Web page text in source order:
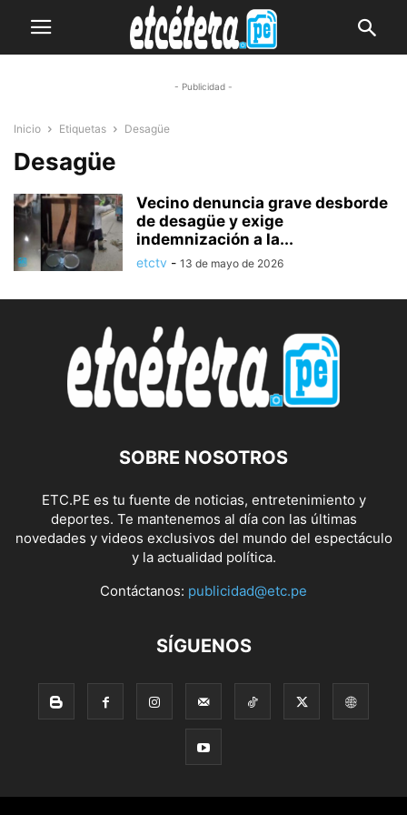
- Publicidad -
Inicio Etiquetas Desagüe
Desagüe
Vecino denuncia grave desborde
de desagüe y exige
indemnización a la...
etctv - 13 de mayo de 2026
SOBRE NOSOTROS
ETC.PE es tu fuente de noticias, entretenimiento y
deportes. Te mantenemos al día con las últimas
novedades y videos exclusivos del mundo del espectáculo
y la actualidad política.
Contáctanos: publicidad@etc.pe
SÍGUENOS